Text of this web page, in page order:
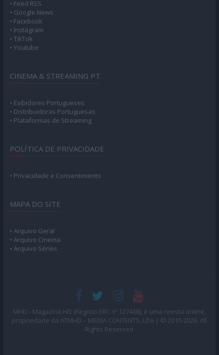
• Feed RSS
• Google News
• Facebook
• Instagram
• TikTok
• Youtube
CINEMA & STREAMING PT
• Exibidores Portugueses
• Distribuidoras Portuguesas
• Plataformas de Streaming
POLÍTICA DE PRIVACIDADE
• Privacidade e Consentimento
MAPA DO SITE
• Arquivo Geral
• Arquivo Cinema
• Arquivo Séries
MHD - Magazine.HD (Registo ERC nº 127468), é uma revista online,
propriedade da ATMHD – MEDIA CONTENTS, LDA | © 2010-2026. All
Rights Reserved